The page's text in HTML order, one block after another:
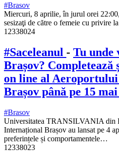
#Brasov
Miercuri, 8 aprilie, în jurul orei
sesizaţi de către o femeie cu privire
12338024
#Saceleanul - Tu unde
Brașov? Completează
on line al
Brașov până pe 15
#Brasov
Universitatea TRANSILVANIA din
Internațional Brașov au lansat pe 4
preferințele și comportamentele…
12338023